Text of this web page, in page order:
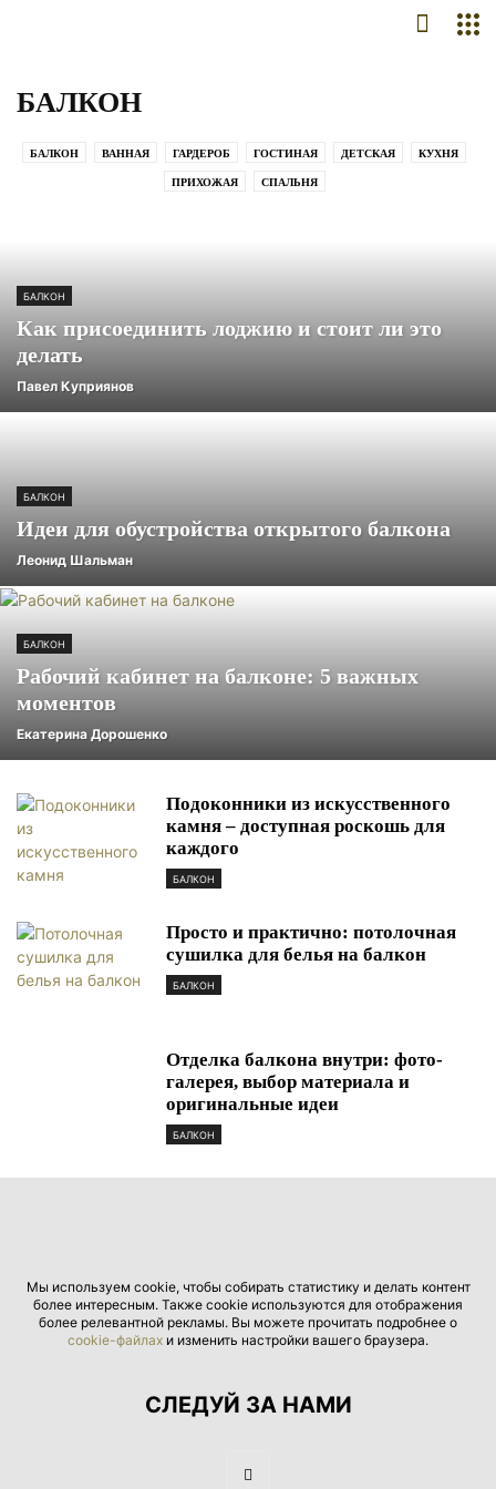
БАЛКОН
БАЛКОН ВАННАЯ ГАРДЕРОБ ГОСТИНАЯ ДЕТСКАЯ КУХНЯ
ПРИХОЖАЯ СПАЛЬНЯ
БАЛКОН
Как присоединить лоджию и стоит ли это
делать
Павел Куприянов
БАЛКОН
Идеи для обустройства открытого балкона
Леонид Шальман
БАЛКОН
Рабочий кабинет на балконе: 5 важных
моментов
Екатерина Дорошенко
Подоконники из искусственного
камня – доступная роскошь для
каждого
БАЛКОН
Просто и практично: потолочная
сушилка для белья на балкон
БАЛКОН
Отделка балкона внутри: фото-
галерея, выбор материала и
оригинальные идеи
БАЛКОН
Мы используем cookie, чтобы собирать статистику и делать контент
более интересным. Также cookie используются для отображения
более релевантной рекламы. Вы можете прочитать подробнее о
cookie-файлах и изменить настройки вашего браузера.
СЛЕДУЙ ЗА НАМИ